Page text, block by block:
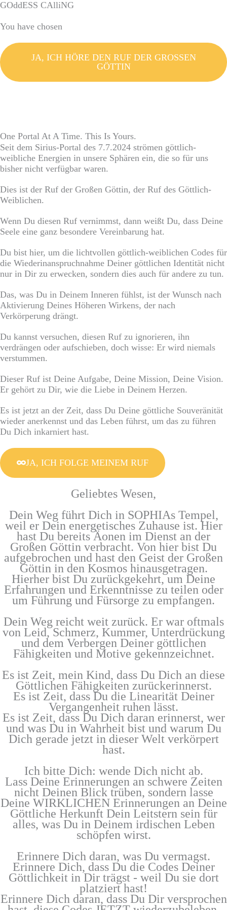
Zum
springen
GOddESS CAlliNG
You have chosen
JA, ICH HÖRE DEN RUF DER GROSSEN
GÖTTIN
One Portal At A Time. This Is Yours.
Seit dem Sirius-Portal des 7.7.2024 strömen göttlich-
weibliche Energien in unsere Sphären ein, die so für uns
bisher nicht verfügbar waren.
Dies ist der Ruf der Großen Göttin, der Ruf des Göttlich-
Weiblichen.
Wenn Du diesen Ruf vernimmst, dann weißt Du, dass Deine
Seele eine ganz besondere Vereinbarung hat.
Du bist hier, um die lichtvollen göttlich-weiblichen Codes für
die Wiederinanspruchnahme Deiner göttlichen Identität nicht
nur in Dir zu erwecken, sondern dies auch für andere zu tun.
Das, was Du in Deinem Inneren fühlst, ist der Wunsch nach
Aktivierung Deines Höheren Wirkens, der nach
Verkörperung drängt.
Du kannst versuchen, diesen Ruf zu ignorieren, ihn
verdrängen oder aufschieben, doch wisse: Er wird niemals
verstummen.
Dieser Ruf ist Deine Aufgabe, Deine Mission, Deine Vision.
Er gehört zu Dir, wie die Liebe in Deinem Herzen.
Es ist jetzt an der Zeit, dass Du Deine göttliche Souveränität
wieder anerkennst und das Leben führst, um das zu führen
Du Dich inkarniert hast.
JA, ICH FOLGE MEINEM RUF
Geliebtes Wesen,
Dein Weg führt Dich in SOPHIAs Tempel,
weil er Dein energetisches Zuhause ist. Hier
hast Du bereits Äonen im Dienst an der
Großen Göttin verbracht. Von hier bist Du
aufgebrochen und hast den Geist der Großen
Göttin in den Kosmos hinausgetragen.
Hierher bist Du zurückgekehrt, um Deine
Erfahrungen und Erkenntnisse zu teilen oder
um Führung und Fürsorge zu empfangen.
Dein Weg reicht weit zurück. Er war oftmals
von Leid, Schmerz, Kummer, Unterdrückung
und dem Verbergen Deiner göttlichen
Fähigkeiten und Motive gekennzeichnet.
Es ist Zeit, mein Kind, dass Du Dich an diese
Göttlichen Fähigkeiten zurückerinnerst.
Es ist Zeit, dass Du die Linearität Deiner
Vergangenheit ruhen lässt.
Es ist Zeit, dass Du Dich daran erinnerst, wer
und was Du in Wahrheit bist und warum Du
Dich gerade jetzt in dieser Welt verkörpert
hast.
Ich bitte Dich: wende Dich nicht ab.
Lass Deine Erinnerungen an schwere Zeiten
nicht Deinen Blick trüben, sondern lasse
Deine WIRKLICHEN Erinnerungen an Deine
Göttliche Herkunft Dein Leitstern sein für
alles, was Du in Deinem irdischen Leben
schöpfen wirst.
Erinnere Dich daran, was Du vermagst.
Erinnere Dich, dass Du die Codes Deiner
Göttlichkeit in Dir trägst - weil Du sie dort
platziert hast!
Erinnere Dich daran, dass Du Dir versprochen